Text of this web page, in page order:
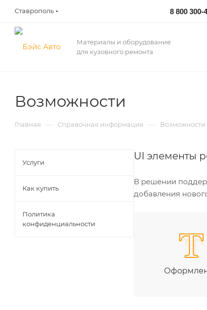
Ставрополь 8 800 300-
Материалы и оборудование
для кузовного ремонта
Возможности
Главная — Справочная информация — Возможности
UI элементы
В решении
добавления
Услуги
Как купить
Политика
конфиденциальности